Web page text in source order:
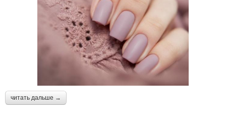
читать дальше →